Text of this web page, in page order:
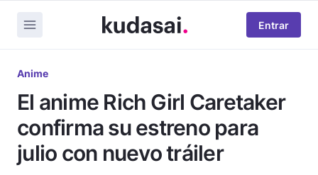
Entrar
Anime
El anime Rich Girl Caretaker
confirma su estreno para
julio con nuevo tráiler